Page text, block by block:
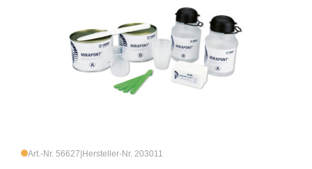
Art.-Nr. 56627 Hersteller-Nr. 203011